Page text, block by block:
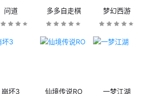
问道 多多自走棋 梦幻西游
崩坏3 仙境传说RO 一梦江湖